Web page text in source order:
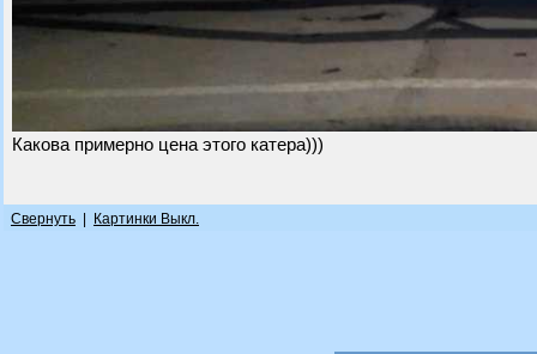
Какова примерно цена этого катера)))
Свернуть Картинки Выкл.